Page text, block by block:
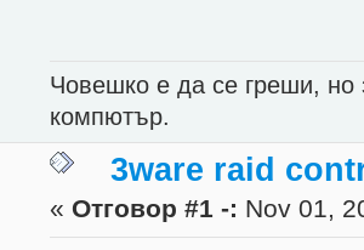
Човешко е да се греши, но
компютър.
3ware raid
« Отговор #1 -: Nov 01,